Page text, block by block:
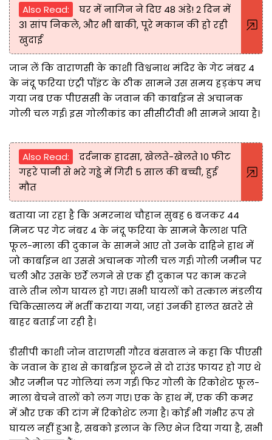
Also Read:
घर में नागिन ने दिए 48 अंडे! 2 दिन में
31 सांप निकले, और भी बाकी, पूरे मकान की हो रही
खुदाई
जान लें कि वाराणसी के काशी विश्वनाथ मंदिर के गेट नंबर 4
के नंदू फरिया एंट्री पॉइंट के ठीक सामने उस समय हड़कंप मच
गया जब एक पीएससी के जवान की कार्बाइन से अचानक
गोली चल गई। इस गोलीकांड का सीसीटीवी भी सामने आया है।
Also Read:
दर्दनाक हादसा, खेलते-खेलते 10 फीट
गहरे पानी से भरे गड्ढे में गिरी 5 साल की बच्ची, हुई
मौत
बताया जा रहा है कि अमरनाथ चौहान सुबह 6 बजकर 44
मिनट पर गेट नंबर 4 के नंदू फरिया के सामने कैलाश पति
फूल-माला की दुकान के सामने आए तो उनके दाहिने हाथ में
जो कार्बाइन था उससे अचानक गोली चल गई। गोली जमीन पर
चली और उसके छर्रे लगने से एक ही दुकान पर काम करने
वाले तीन लोग घायल हो गए। सभी घायलों को तत्काल मंडलीय
चिकित्सालय में भर्ती कराया गया, जहां उनकी हालत खतरे से
बाहर बताई जा रही है।
डीसीपी काशी जोन वाराणसी गौरव बंसवाल ने कहा कि पीएसी
के जवान के हाथ से कार्बाइन छूटने से दो राउंड फायर हो गए थे
और जमीन पर गोलियां लग गईं। फिर गोली के रिकोशेट फूल-
माला बेचने वालों को लग गए। एक के हाथ में, एक की कमर
में और एक की टांग में रिकोशेट लगा है। कोई भी गंभीर रूप से
घायल नहीं हुआ है, सबको इलाज के लिए भेज दिया गया है, सभी